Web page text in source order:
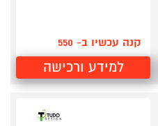
קנה עכשיו ב- 550
למידע ורכישה